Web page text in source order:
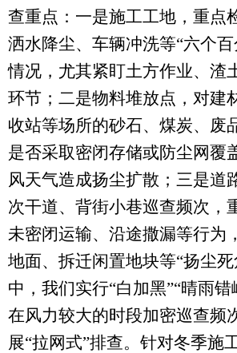
查重点：一是施工工地，重点
洒水降尘、车辆冲洗等“六个
情况，尤其紧盯土方作业、渣
环节；二是物料堆放点，对建
收站等场所的砂石、煤炭、废
是否采取密闭存储或防尘网覆
风天气造成扬尘扩散；三是道
次干道、背街小巷巡查频次，
未密闭运输、沿途撒漏等行为
地面、拆迁闲置地块等“扬尘
中，我们实行“白加黑”“晴雨错
在风力较大的时段加密巡查频
展“拉网式”排查。针对冬季施